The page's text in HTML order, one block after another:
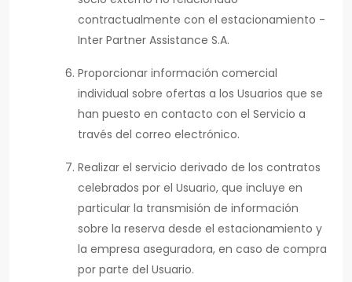
contractualmente con el estacionamiento -
Inter Partner Assistance S.A.
Proporcionar información comercial
individual sobre ofertas a los Usuarios que se
han puesto en contacto con el Servicio a
través del correo electrónico.
Realizar el servicio derivado de los contratos
celebrados por el Usuario, que incluye en
particular la transmisión de información
sobre la reserva desde el estacionamiento y
la empresa aseguradora, en caso de compra
por parte del Usuario.